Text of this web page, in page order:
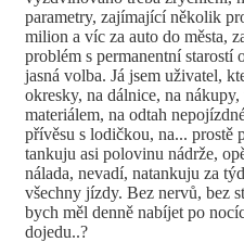
parametry, zajímající několik
milion a víc za auto do města,
problém s permanentní starostí
jasná volba. Já jsem uživatel,
okresky, na dálnice, na
materiálem, na odtah
přívěsu s lodičkou, na... prostě
tankuju asi polovinu nádrže,
nálada, nevadí, natankuju za
všechny jízdy. Bez nervů, bez
bych měl denně nabíjet po
dojedu..?